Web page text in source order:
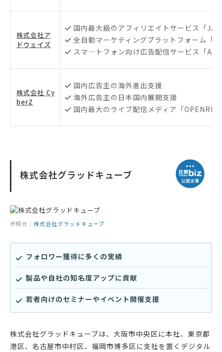
株式会社ア
ドウェイズ
国内最大級のアフィリエイトサービス「
全自動マーケティングプラットフォーム「
スマ―トフォン向け広告配信サービス「
株式会社 Cy
berZ
国内広告主の海外進出支援
海外広告主の日本国内展開支援
国内最大のライブ配信メディア「
株式会社グラッドキューブ
参照元： 株式会社グラッドキューブ
フォロワー獲得に多くの実績
製品や自社の知名度アップに貢献
若者向けのセミナーやイベント開催支援
株式会社グラッドキューブは、大阪市中央区に本社、東京都
港区、名古屋市中村区、福岡市博多区に支社を置くデジタル